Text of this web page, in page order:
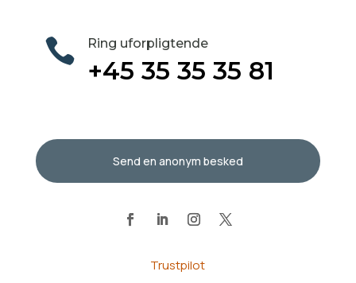
 Ring uforpligtende
+45 35 35 35 81
Send en anonym besked
Trustpilot